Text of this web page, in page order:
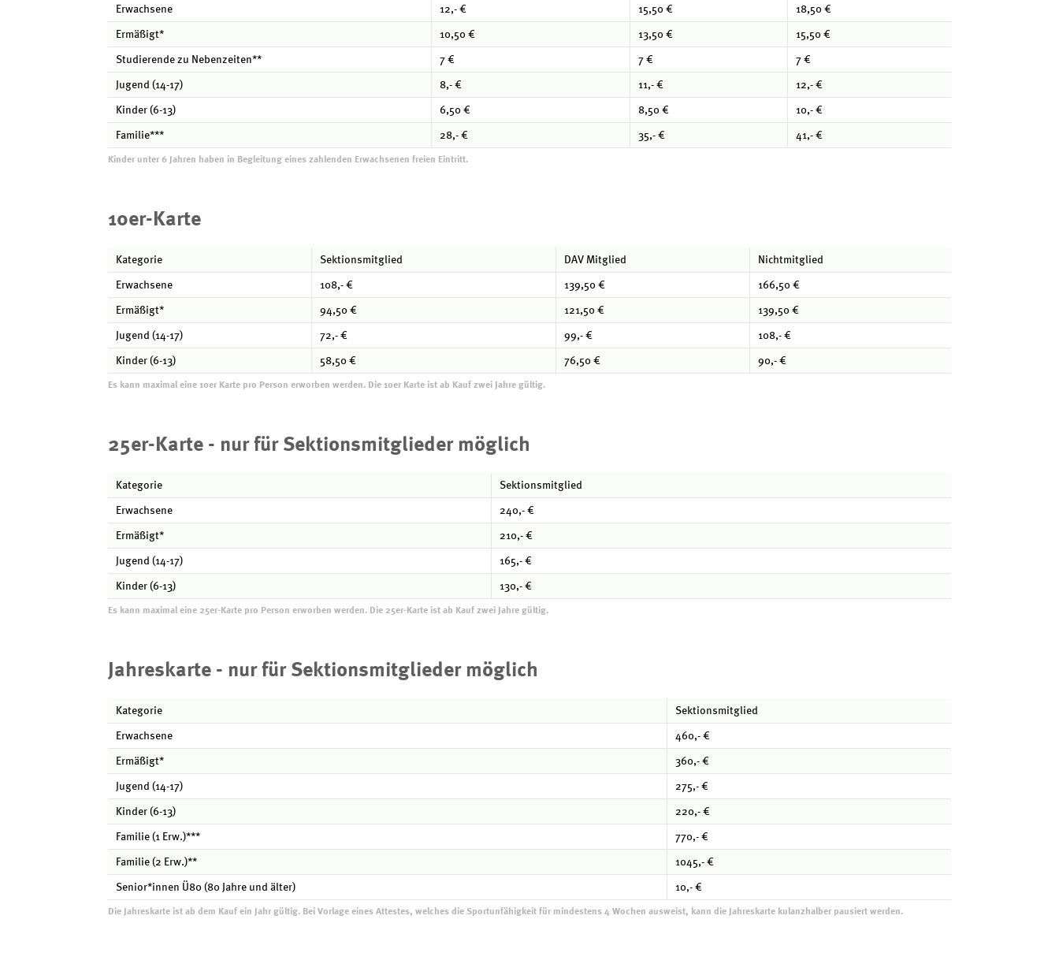
Kinder unter 6 Jahren haben in Begleitung eines zahlenden Erwachsenen freien Eintritt.
Erwachsene
12,- € 15,50 €
18,50 €
Ermäßigt*
10,50 € 13,50 €
15,50 €
Studierende zu Nebenzeiten**
7 € 7 €
7 €
Jugend (14-17)
8,- € 11,- €
12,- €
Kinder (6-13)
6,50 € 8,50 €
10,- €
Familie***
28,- € 35,- € 41,- €
10er-Karte
Es kann maximal eine 10er Karte pro Person erworben werden. Die 10er Karte ist ab Kauf zwei Jahre gültig.
Kategorie Sektionsmitglied DAV Mitglied
Nichtmitglied
Erwachsene
108,- € 139,50 €
166,50 €
Ermäßigt*
94,50 € 121,50 €
139,50 €
Jugend (14-17)
72,- € 99,- €
108,- €
Kinder (6-13)
58,50 € 76,50 € 90,- €
25er-Karte - nur für Sektionsmitglieder möglich
Es kann maximal eine 25er-Karte pro Person erworben werden. Die 25er-Karte ist ab Kauf zwei Jahre gültig.
Kategorie
Sektionsmitglied
Erwachsene
240,- €
Ermäßigt*
210,- €
Jugend (14-17)
165,- €
Kinder (6-13)
130,- €
Jahreskarte - nur für Sektionsmitglieder möglich
Die Jahreskarte ist ab dem Kauf ein Jahr gültig. Bei Vorlage eines Attestes, welches die Sportunfähigkeit für mindestens 4 Wochen ausweist, kann die Jahreskarte kulanzhalber pausiert werden.
Kategorie
Sektionsmitglied
Erwachsene
460,- €
Ermäßigt*
360,- €
Jugend (14-17)
275,- €
Kinder (6-13)
220,- €
Familie (1 Erw.)***
770,- €
Familie (2 Erw.)**
1045,- €
Senior*innen Ü80 (80 Jahre und älter)
10,- €